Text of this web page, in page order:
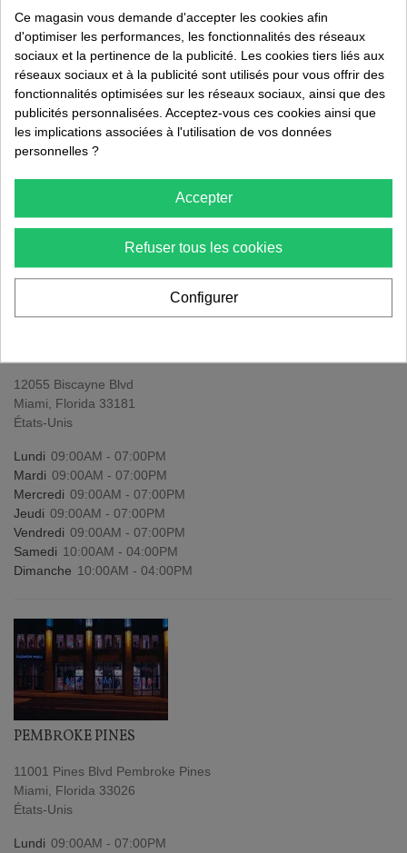
Miami, Florida 33304
États-Unis
Lundi
09:00AM - 07:00PM
Mardi
09:00AM - 07:00PM
Mercredi
09:00AM - 07:00PM
Jeudi
09:00AM - 07:00PM
09:00AM - 07:00PM
Dimanche 10:00AM - 04:00PM
12055 Biscayne Blvd
Miami, Florida 33181
États-Unis
Lundi 09:00AM - 07:00PM
Mardi 09:00AM - 07:00PM
Mercredi 09:00AM - 07:00PM
Jeudi 09:00AM - 07:00PM
Vendredi 09:00AM - 07:00PM
Samedi 10:00AM - 04:00PM
Dimanche 10:00AM - 04:00PM
PEMBROKE PINES
11001 Pines Blvd Pembroke Pines
Miami, Florida 33026
États-Unis
Lundi 09:00AM - 07:00PM
Ce magasin vous demande d'accepter les cookies afin
d'optimiser les performances, les fonctionnalités des réseaux
sociaux et la pertinence de la publicité. Les cookies tiers liés aux
réseaux sociaux et à la publicité sont utilisés pour vous offrir des
fonctionnalités optimisées sur les réseaux sociaux, ainsi que des
publicités personnalisées. Acceptez-vous ces cookies ainsi que
les implications associées à l'utilisation de vos données
personnelles ?
Accepter
Refuser tous les cookies
Configurer